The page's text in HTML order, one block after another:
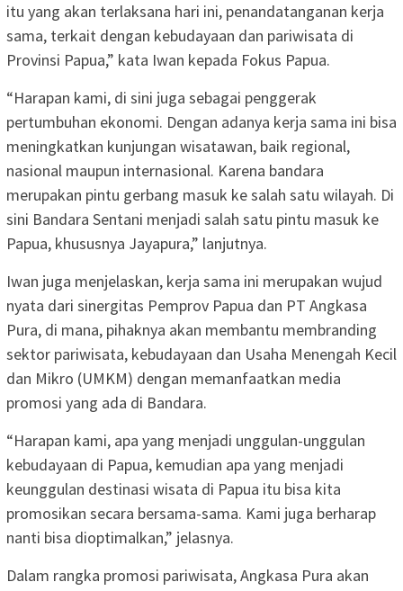
itu yang akan terlaksana hari ini, penandatanganan kerja
sama, terkait dengan kebudayaan dan pariwisata di
Provinsi Papua,” kata Iwan kepada Fokus Papua.
“Harapan kami, di sini juga sebagai penggerak
pertumbuhan ekonomi. Dengan adanya kerja sama ini bisa
meningkatkan kunjungan wisatawan, baik regional,
nasional maupun internasional. Karena bandara
merupakan pintu gerbang masuk ke salah satu wilayah. Di
sini Bandara Sentani menjadi salah satu pintu masuk ke
Papua, khususnya Jayapura,” lanjutnya.
Iwan juga menjelaskan, kerja sama ini merupakan wujud
nyata dari sinergitas Pemprov Papua dan PT Angkasa
Pura, di mana, pihaknya akan membantu membranding
sektor pariwisata, kebudayaan dan Usaha Menengah Kecil
dan Mikro (UMKM) dengan memanfaatkan media
promosi yang ada di Bandara.
“Harapan kami, apa yang menjadi unggulan-unggulan
kebudayaan di Papua, kemudian apa yang menjadi
keunggulan destinasi wisata di Papua itu bisa kita
promosikan secara bersama-sama. Kami juga berharap
nanti bisa dioptimalkan,” jelasnya.
Dalam rangka promosi pariwisata, Angkasa Pura akan